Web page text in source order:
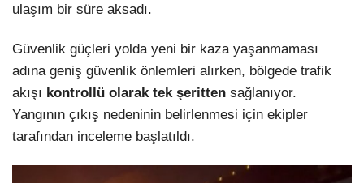
ulaşım bir süre aksadı.
Güvenlik güçleri yolda yeni bir kaza yaşanmaması
adına geniş güvenlik önlemleri alırken, bölgede trafik
akışı kontrollü olarak tek şeritten sağlanıyor.
Yangının çıkış nedeninin belirlenmesi için ekipler
tarafından inceleme başlatıldı.